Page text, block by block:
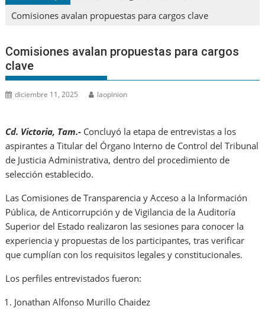
Comisiones avalan propuestas para cargos clave
Comisiones avalan propuestas para cargos
clave
diciembre 11, 2025 laopinion
Cd. Victoria, Tam.- Concluyó la etapa de entrevistas a los
aspirantes a Titular del Órgano Interno de Control del Tribunal
de Justicia Administrativa, dentro del procedimiento de
selección establecido.
Las Comisiones de Transparencia y Acceso a la Información
Pública, de Anticorrupción y de Vigilancia de la Auditoría
Superior del Estado realizaron las sesiones para conocer la
experiencia y propuestas de los participantes, tras verificar
que cumplían con los requisitos legales y constitucionales.
Los perfiles entrevistados fueron:
Jonathan Alfonso Murillo Chaidez